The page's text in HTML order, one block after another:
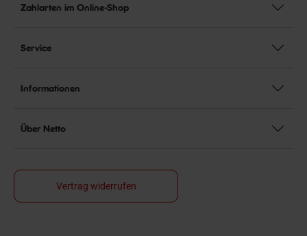
Zahlarten im Online-Shop
Service
Informationen
Über Netto
Vertrag widerrufen